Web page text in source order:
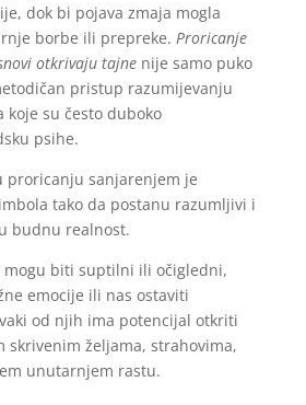
dok bi pojava zmaja mogla
borbe ili prepreke. Proricanje
otkrivaju tajnenije samo puko
pristup razumijevanju
su često duboko
psihe.
proricanju sanjarenjem je
tako da postanu razumljivi i
budnu realnost.
mogu biti suptilni ili očigledni,
emocije ili nas ostaviti
od njih ima potencijal otkriti
skrivenim željama, strahovima,
unutarnjem rastu.